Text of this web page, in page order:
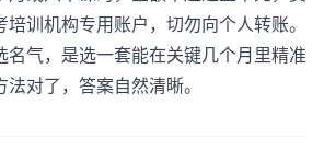
培训机构专用账户，切勿向个人转账。
名气，是选一套能在关键几个月里精准
对了，答案自然清晰。